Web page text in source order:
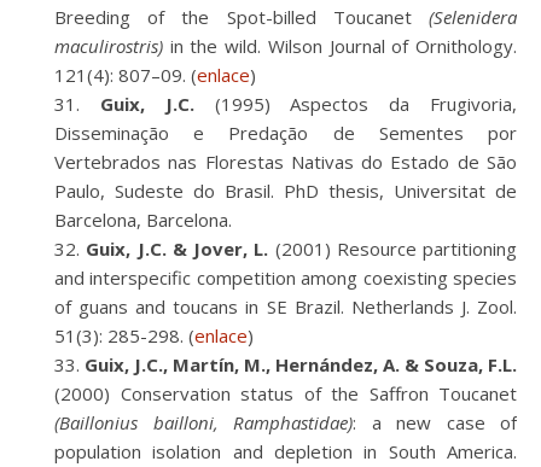
Breeding of the Spot-billed Toucanet(Selenidera
maculirostris) in the wild. Wilson Journal of Ornithology.
121(4): 807–09. (enlace)
Guix, J.C.(1995) Aspectos da Frugivoria,
Disseminação e Predação de Sementes por
Vertebrados nas Florestas Nativas do Estado de São
Paulo, Sudeste do Brasil. PhD thesis, Universitat de
Barcelona, Barcelona.
Guix, J.C. & Jover, L. (2001) Resource partitioning
and interspecific competition among coexisting species
of guans and toucans in SE Brazil. Netherlands J. Zool.
51(3): 285-298. (enlace)
Guix, J.C., Martín, M., Hernández, A. & Souza, F.L.
(2000) Conservation status of the Saffron Toucanet
(Baillonius bailloni, Ramphastidae): a new case of
population isolation and depletion in South America.